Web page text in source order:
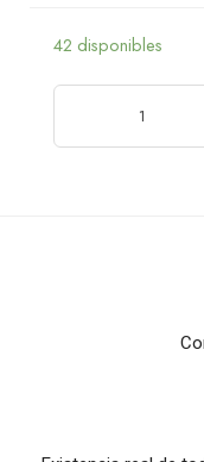
42 disponibles